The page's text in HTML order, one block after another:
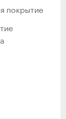
покрытие